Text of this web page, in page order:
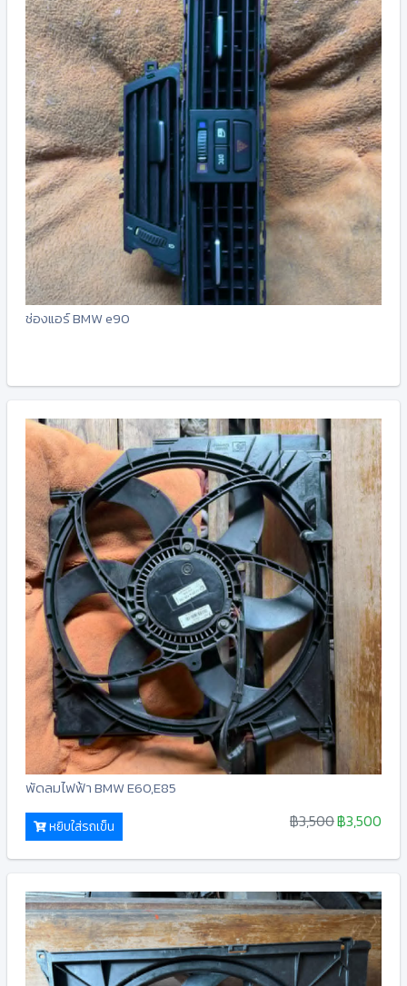
ช่องแอร์ BMW e90
พัดลมไฟฟ้า BMW E60,E85
หยิบใส่รถเข็น ฿3,500฿3,500